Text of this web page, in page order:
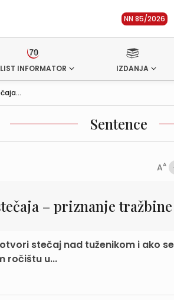
NN 85/2026
LIST INFORMATOR IZDANJA
Sentence
AA
– priznanje tražbine
stečaj nad tuženikom i ako
ročištu u...